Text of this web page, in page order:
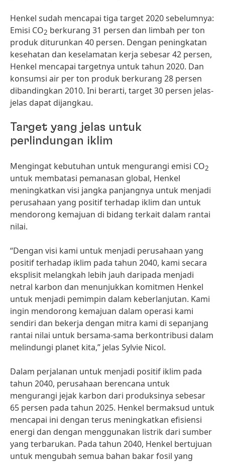
Henkel sudah mencapai tiga target 2020 sebelumnya:
Emisi CO2 berkurang 31 persen dan limbah per ton
produk diturunkan 40 persen. Dengan peningkatan
kesehatan dan keselamatan kerja sebesar 42 persen,
Henkel mencapai targetnya untuk tahun 2020. Dan
konsumsi air per ton produk berkurang 28 persen
dibandingkan 2010. Ini berarti, target 30 persen jelas-
jelas dapat dijangkau.
Target yang jelas untuk
perlindungan iklim
Mengingat kebutuhan untuk mengurangi emisi CO2
untuk membatasi pemanasan global, Henkel
meningkatkan visi jangka panjangnya untuk menjadi
perusahaan yang positif terhadap iklim dan untuk
mendorong kemajuan di bidang terkait dalam rantai
nilai.
“Dengan visi kami untuk menjadi perusahaan yang
positif terhadap iklim pada tahun 2040, kami secara
eksplisit melangkah lebih jauh daripada menjadi
netral karbon dan menunjukkan komitmen Henkel
untuk menjadi pemimpin dalam keberlanjutan. Kami
ingin mendorong kemajuan dalam operasi kami
sendiri dan bekerja dengan mitra kami di sepanjang
rantai nilai untuk bersama-sama berkontribusi dalam
melindungi planet kita,” jelas Sylvie Nicol.
Dalam perjalanan untuk menjadi positif iklim pada
tahun 2040, perusahaan berencana untuk
mengurangi jejak karbon dari produksinya sebesar
65 persen pada tahun 2025. Henkel bermaksud untuk
mencapai ini dengan terus meningkatkan efisiensi
energi dan dengan menggunakan listrik dari sumber
yang terbarukan. Pada tahun 2040, Henkel bertujuan
untuk mengubah semua bahan bakar fosil yang